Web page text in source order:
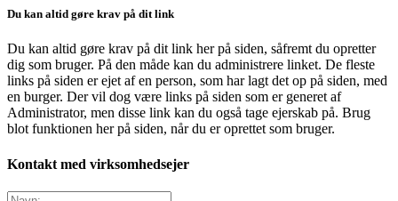
Du kan altid gøre krav på dit link
Du kan altid gøre krav på dit link her på siden, såfremt du opretter
dig som bruger. På den måde kan du administrere linket. De fleste
links på siden er ejet af en person, som har lagt det op på siden, med
en burger. Der vil dog være links på siden som er generet af
Administrator, men disse link kan du også tage ejerskab på. Brug
blot funktionen her på siden, når du er oprettet som bruger.
Kontakt med virksomhedsejer